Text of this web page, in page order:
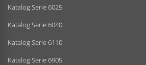
Katalog Serie 6025
Katalog Serie 6040
Katalog Serie 6110
Katalog Serie 6905